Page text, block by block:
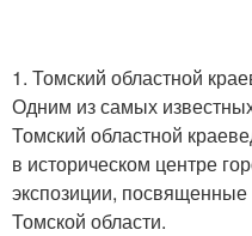
1. Томский областной
Одним из самых
Томский областной
в историческом центре
экспозиции, посвященные
Томской области.